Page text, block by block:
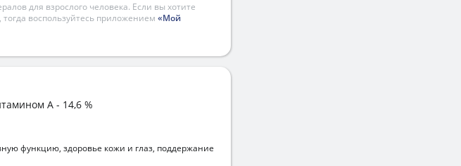
для взрослого человека. Если вы хотите
воспользуйтесь приложением «Мой
А - 14,6 %
функцию, здоровье кожи и глаз, поддержание